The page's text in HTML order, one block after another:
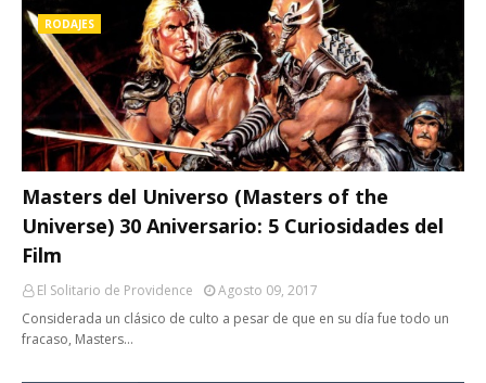
RODAJES
Masters del Universo (Masters of the
Universe) 30 Aniversario: 5 Curiosidades del
Film
El Solitario de Providence
Agosto 09, 2017
Considerada un clásico de culto a pesar de que en su día fue todo un
fracaso, Masters…